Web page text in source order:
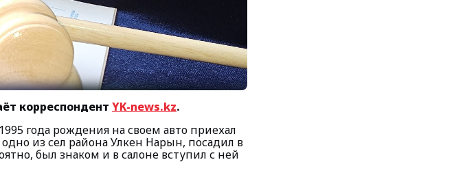
корреспондент YK-news.kz.
года рождения на своем авто приехал
из сел района Улкен Нарын, посадил в
был знаком и в салоне вступил с ней